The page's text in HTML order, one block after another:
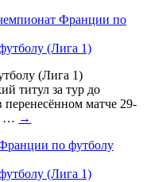
Франции по
(Лига 1)
(Лига 1)
титул за тур до
матче 29-
… →
по футболу
(Лига 1)